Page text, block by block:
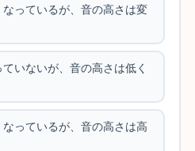
っているが、音の高さは変
いないが、音の高さは低く
っているが、音の高さは高